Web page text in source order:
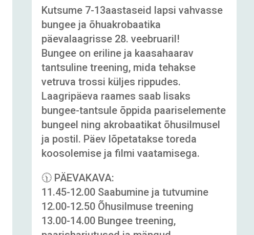
Kutsume 7-13aastaseid lapsi vahvasse
bungee ja õhuakrobaatika
päevalaagrisse 28. veebruaril!
Bungee on eriline ja kaasahaarav
tantsuline treening, mida tehakse
vetruva trossi küljes rippudes.
Laagripäeva raames saab lisaks
bungee-tantsule õppida paariselemente
bungeel ning akrobaatikat õhusilmusel
ja postil. Päev lõpetatakse toreda
koosolemise ja filmi vaatamisega.
🕦 PÄEVAKAVA:
11.45-12.00 Saabumine ja tutvumine
12.00-12.50 Õhusilmuse treening
13.00-14.00 Bungee treening,